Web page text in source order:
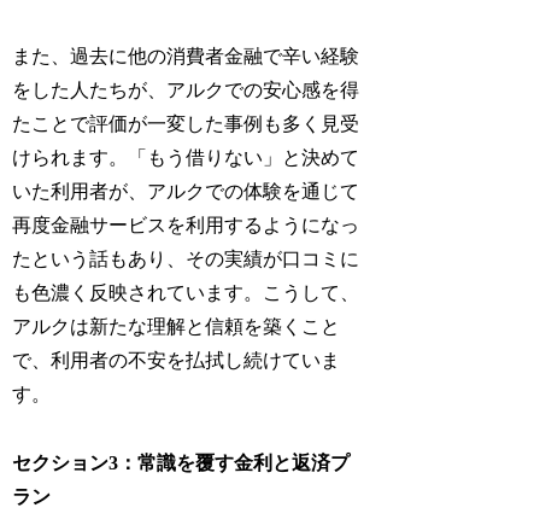
また、過去に他の消費者金融で辛い経験
をした人たちが、アルクでの安心感を得
たことで評価が一変した事例も多く見受
けられます。「もう借りない」と決めて
いた利用者が、アルクでの体験を通じて
再度金融サービスを利用するようになっ
たという話もあり、その実績が口コミに
も色濃く反映されています。こうして、
アルクは新たな理解と信頼を築くこと
で、利用者の不安を払拭し続けていま
す。
セクション3：常識を覆す金利と返済プ
ラン